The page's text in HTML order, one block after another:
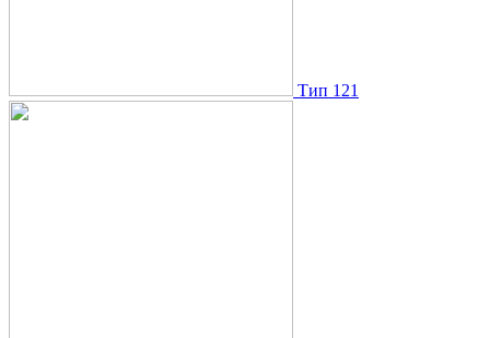
Тип 121